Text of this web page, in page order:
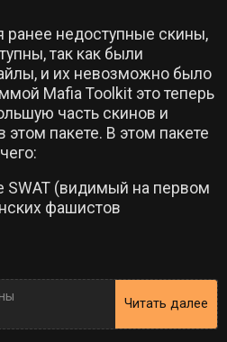
ранее недоступные скины,
так как были
и их невозможно было
Mafia Toolkit это теперь
часть скинов и
этом пакете. В этом пакете
SWAT (видимый на первом
фашистов
Читать далее